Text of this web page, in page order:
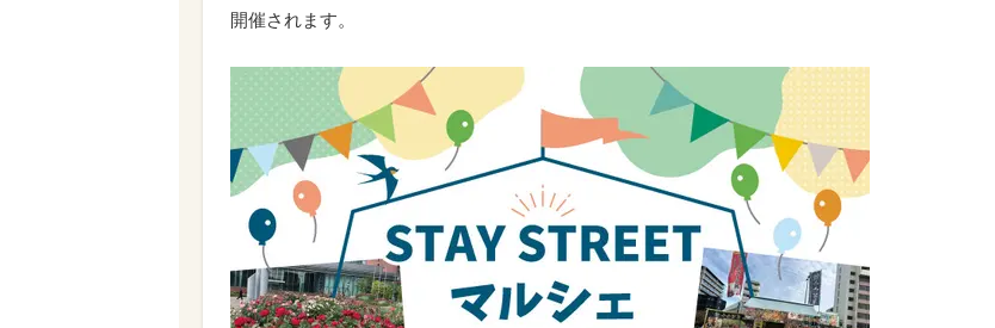
開催されます。